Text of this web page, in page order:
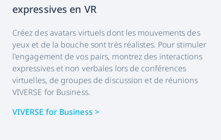
expressives en VR
Créez des avatars virtuels dont les mouvements des
yeux et de la bouche sont très réalistes. Pour stimuler
l'engagement de vos pairs, montrez des interactions
expressives et non verbales lors de conférences
virtuelles, de groupes de discussion et de réunions
VIVERSE for Business.
VIVERSE for Business >